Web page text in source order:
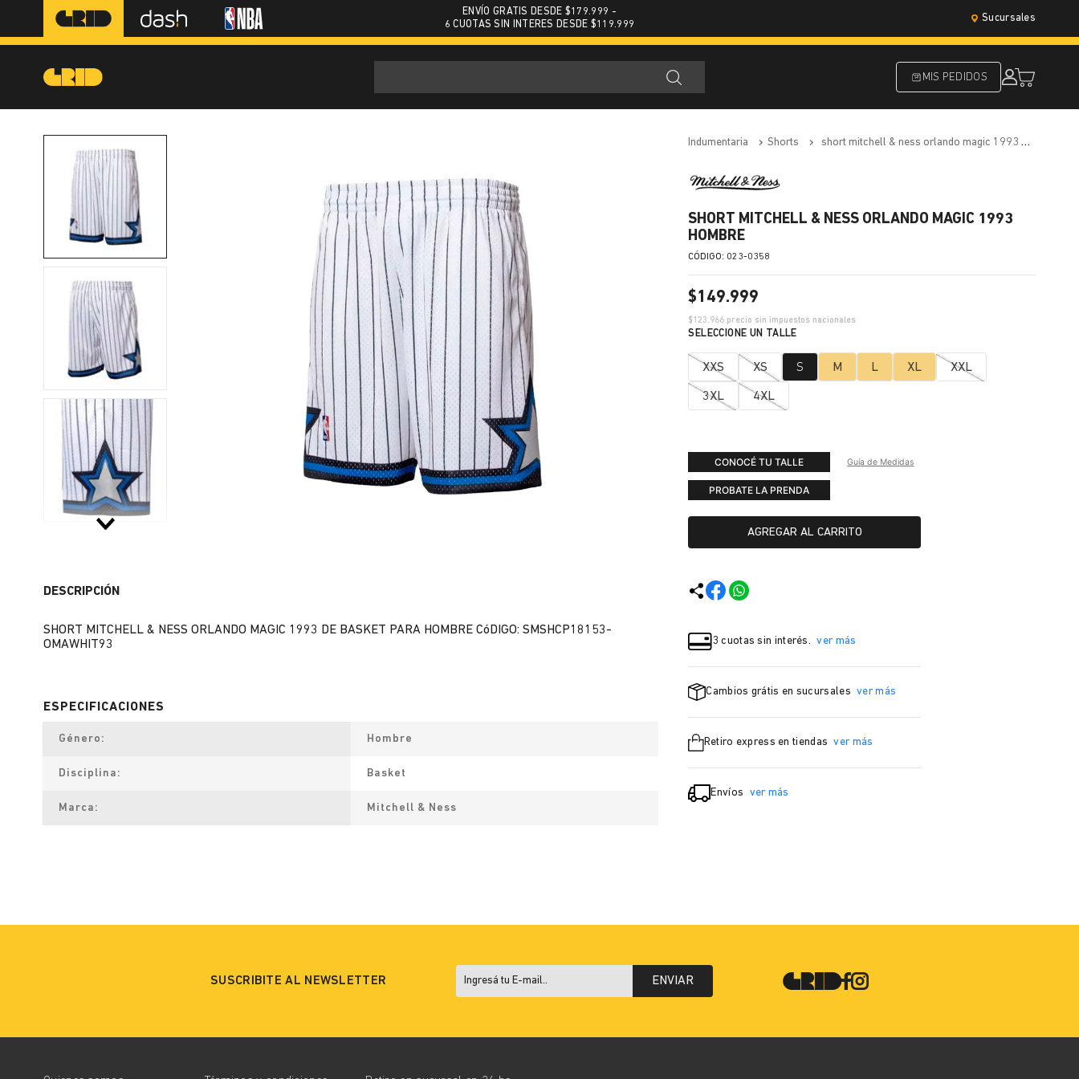
ENVÍO GRATIS DESDE $179.999 -
6 CUOTAS SIN INTERES DESDE $119.999
Sucursales
MIS PEDIDOS
DESCRIPCIÓN
SHORT MITCHELL & NESS ORLANDO MAGIC 1993 DE BASKET PARA HOMBRE CóDIGO: SMSHCP18153-
OMAWHIT93
Género Hombre
Disciplina Basket
Marca Mitchell & Ness
indumentaria shorts short mitchell & ness orlando magic 1993 hombre
SHORT MITCHELL & NESS ORLANDO MAGIC 1993
HOMBRE
: 023-0358
$149.999
$123.966 precio sin impuestos nacionales
XXS XS S M L XL XXL
3XL 4XL
CONOCÉ TU TALLE Guía de Medidas
PROBATE LA PRENDA
AGREGAR AL CARRITO
3 cuotas sin interés. ver más
Cambios grátis en sucursales ver más
Retiro express en tiendas ver más
Envíos ver más
SUSCRIBITE AL NEWSLETTER ENVIAR